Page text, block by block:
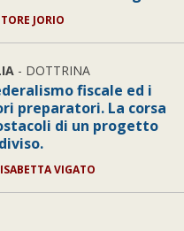
JORIO
- DOTTRINA
fiscale ed i
preparatori. La corsa
di un progetto
VIGATO